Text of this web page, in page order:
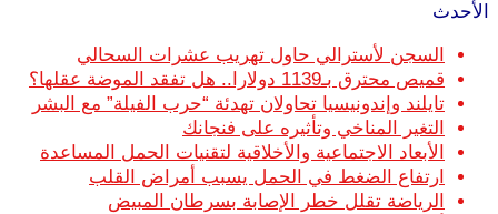
الأحدث
السجن لأسترالي حاول تهريب عشرات السحالي
قميص محترق بـ1139 دولارا.. هل تفقد الموضة عقلها؟
تايلند وإندونيسيا تحاولان تهدئة “حرب الفيلة” مع البشر
التغير المناخي وتأثيره على فنجانك
الأبعاد الاجتماعية والأخلاقية لتقنيات الحمل المساعدة
ارتفاع الضغط في الحمل يسبب أمراض القلب
الرياضة تقلل خطر الإصابة بسرطان المبيض